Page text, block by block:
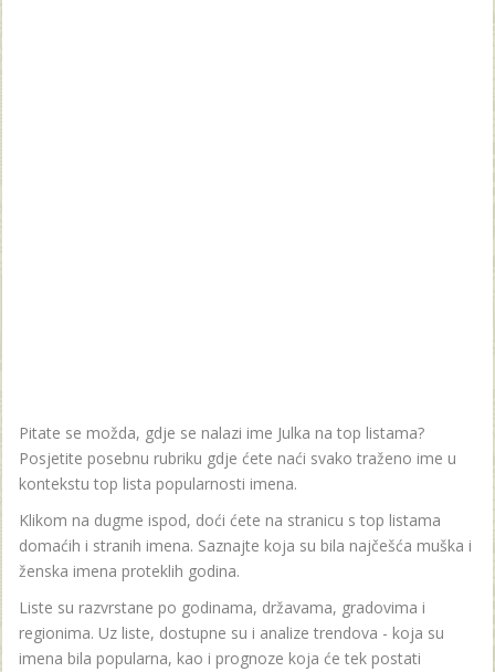
Pitate se možda, gdje se nalazi ime Julka na top listama?
Posjetite posebnu rubriku gdje ćete naći svako traženo ime u
kontekstu top lista popularnosti imena.
Klikom na dugme ispod, doći ćete na stranicu s top listama
domaćih i stranih imena. Saznajte koja su bila najčešća muška i
ženska imena proteklih godina.
Liste su razvrstane po godinama, državama, gradovima i
regionima. Uz liste, dostupne su i analize trendova - koja su
imena bila popularna, kao i prognoze koja će tek postati